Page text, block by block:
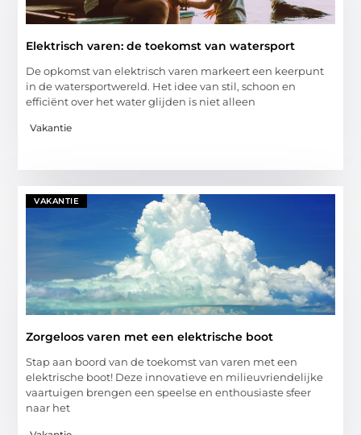
Elektrisch varen: de toekomst van watersport
De opkomst van elektrisch varen markeert een keerpunt
in de watersportwereld. Het idee van stil, schoon en
efficiënt over het water glijden is niet alleen
Vakantie
VAKANTIE
Zorgeloos varen met een elektrische boot
Stap aan boord van de toekomst van varen met een
elektrische boot! Deze innovatieve en milieuvriendelijke
vaartuigen brengen een speelse en enthousiaste sfeer
naar het